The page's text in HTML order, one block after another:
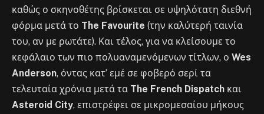
καθώς ο σκηνοθέτης βρίσκεται σε υψηλότατη διεθνή
φόρμα μετά το The Favourite (την καλύτερή ταινία
του, αν με ρωτάτε). Και τέλος, για να κλείσουμε το
κεφάλαιο των πιο πολυαναμενόμενων τίτλων, ο Wes
Anderson, όντας κατ’ εμέ σε φοβερό σερί τα
τελευταία χρόνια μετά τα The French Dispatch και
Asteroid City, επιστρέφει σε μικρομεσαίου μήκους